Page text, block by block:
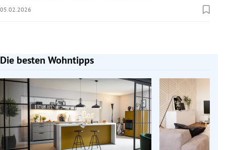
05.02.2026
Die besten Wohntipps
Slide 1 von 10